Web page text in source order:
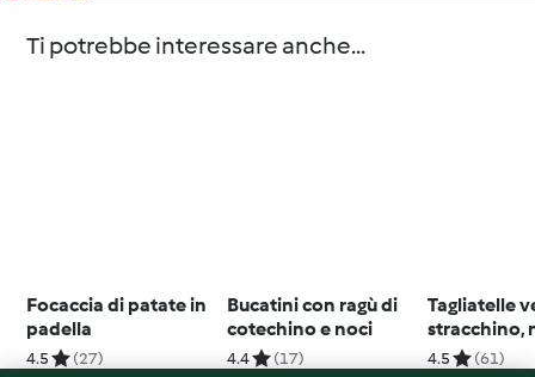
Ti potrebbe interessare anche...
Focaccia di patate in
padella
4.5 (27)
Bucatini con ragù di
cotechino e noci
4.4 (17)
Tagliatelle
stracchino,
pancetta
4.5 (61)